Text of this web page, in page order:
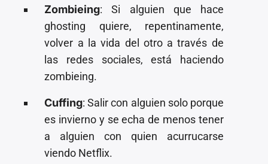
Zombieing: Si alguien que hace
ghosting quiere, repentinamente,
volver a la vida del otro a través de
las redes sociales, está haciendo
zombieing.
Cuffing: Salir con alguien solo porque
es invierno y se echa de menos tener
a alguien con quien acurrucarse
viendo Netflix.